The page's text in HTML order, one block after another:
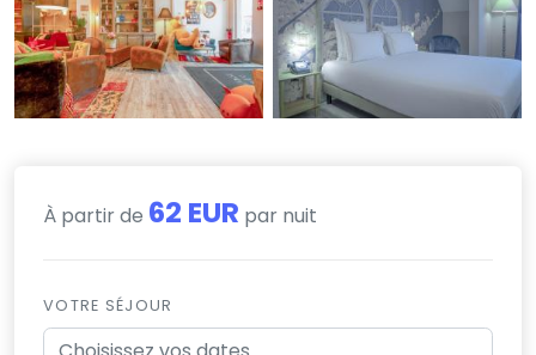
À partir de 62 EUR par nuit
VOTRE SÉJOUR